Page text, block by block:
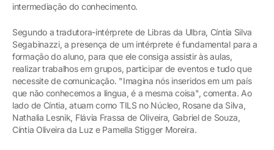
intermediação do conhecimento.
Segundo a tradutora-intérprete de Libras da Ulbra, Cíntia Silva
Segabinazzi, a presença de um intérprete é fundamental para a
formação do aluno, para que ele consiga assistir às aulas,
realizar trabalhos em grupos, participar de eventos e tudo que
necessite de comunicação. "Imagina nós inseridos em um país
que não conhecemos a língua, é a mesma coisa", comenta. Ao
lado de Cíntia, atuam como TILS no Núcleo, Rosane da Silva,
Nathalia Lesnik, Flávia Frassa de Oliveira, Gabriel de Souza,
Cíntia Oliveira da Luz e Pamella Stigger Moreira.